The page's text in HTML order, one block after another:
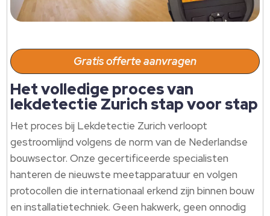
Gratis offerte aanvragen
Het volledige proces van
lekdetectie Zurich stap voor stap
Het proces bij Lekdetectie Zurich verloopt
gestroomlijnd volgens de norm van de Nederlandse
bouwsector.​ Onze gecertificeerde specialisten
hanteren de nieuwste meetapparatuur en volgen
protocollen die internationaal erkend zijn binnen bouw
en installatietechniek.​ Geen hakwerk, geen onnodig